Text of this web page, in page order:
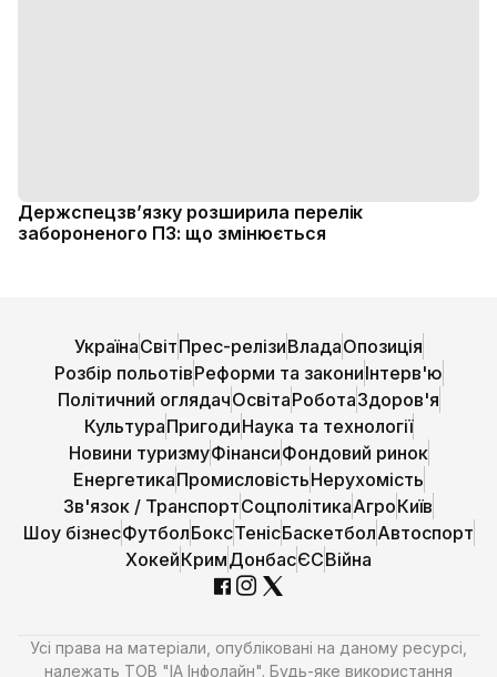
Держспецзв’язку розширила перелік
забороненого ПЗ: що змінюється
УкраїнаСвітПрес-релізиВладаОпозиція
Розбір польотівРеформи та закониІнтерв'ю
Політичний оглядачОсвітаРоботаЗдоров'я
КультураПригодиНаука та технології
Новини туризмуФінансиФондовий ринок
ЕнергетикаПромисловістьНерухомість
Зв'язок / ТранспортСоцполітикаАгроКиїв
Шоу бізнесФутболБоксТенісБаскетболАвтоспорт
ХокейКримДонбасЄСВійна
Усі права на матеріали, опубліковані на даному ресурсі,
належать ТОВ "ІА Інфолайн". Будь-яке використання